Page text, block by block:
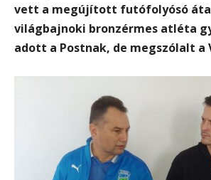
vett a megújított futófolyósó
világbajnoki bronzérmes atléta
adott a Postnak, de megszólalt a